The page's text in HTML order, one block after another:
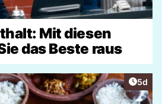
Mit diesen
das Beste raus
5d